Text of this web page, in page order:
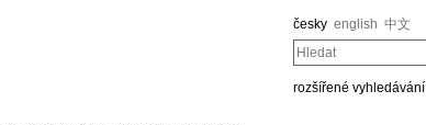
česky english 中文
Hledat
rozšířené vyhledávání